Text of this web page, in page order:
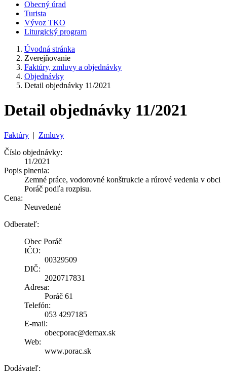
Obecný úrad
Turista
Vývoz TKO
Liturgický program
Úvodná stránka
Zverejňovanie
Faktúry, zmluvy a objednávky
Objednávky
Detail objednávky 11/2021
Detail objednávky 11/2021
Faktúry | Zmluvy
Číslo objednávky:
11/2021
Popis plnenia:
Zemné práce, vodorovné konštrukcie a rúrové vedenia v obci
Poráč podľa rozpisu.
Cena:
Neuvedené
Odberateľ:
Obec Poráč
IČO:
00329509
DIČ:
2020717831
Adresa:
Poráč 61
Telefón:
053 4297185
E-mail:
obecporac@demax.sk
Web:
www.porac.sk
Dodávateľ: